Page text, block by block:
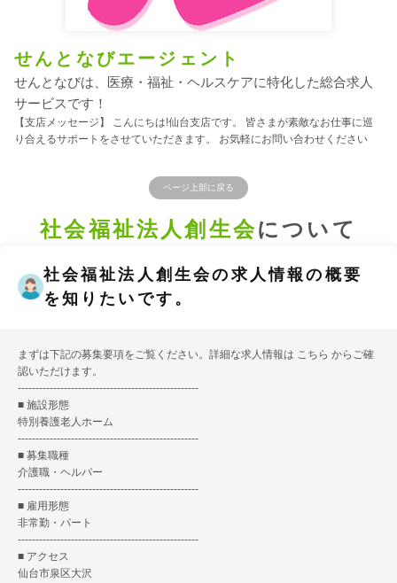
せんとなびエージェント
せんとなびは、医療・福祉・ヘルスケアに特化した総合求人
サービスです！
【支店メッセージ】 こんにちは!仙台支店です。 皆さまが素敵なお仕事に巡
り合えるサポートをさせていただきます。 お気軽にお問い合わせください
ページ上部に戻る
社会福祉法人創生会について
社会福祉法人創生会の求人情報の概要
を知りたいです。
まずは下記の募集要項をご覧ください。詳細な求人情報は こちら からご確
認いただけます。
---------------------------------------------------
■ 施設形態
特別養護老人ホーム
---------------------------------------------------
■ 募集職種
介護職・ヘルパー
---------------------------------------------------
■ 雇用形態
非常勤・パート
---------------------------------------------------
■ アクセス
仙台市泉区大沢